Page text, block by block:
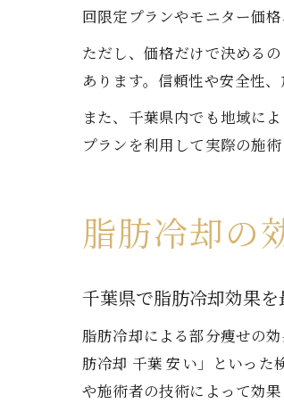
回限定プランやモニター価
ただし、価格だけで決める
あります。信頼性や安全性
また、千葉県内でも地域に
プランを利用して実際の施
脂肪冷却の
千葉県で脂肪冷却効果
脂肪冷却による部分痩せの
肪冷却 千葉 安い」といった
や施術者の技術によって効